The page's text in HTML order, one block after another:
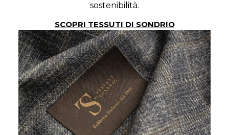
sostenibilità.
SCOPRI TESSUTI DI SONDRIO